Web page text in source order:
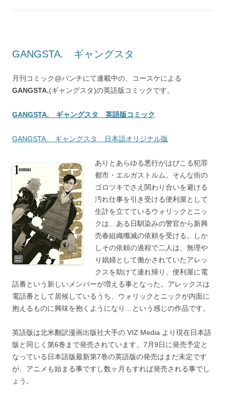
GANGSTA. ギャングスタ
月刊コミック@バンチにて連載中の、コースケによる
GANGSTA.(ギャングスタ)の英語版コミックです。
GANGSTA. ギャングスタ 英語版コミック
GANGSTA. ギャングスタ 日本語オリジナル版
ありとあらゆる悪行がはびこる犯罪
都市・エルガストルム。そんな街の
ゴロツキでさえ関わり合いを避ける
汚れ仕事を引き受ける便利屋として
生計を立てているウォリックとニッ
クは、ある日馴染みの警官から新興
売春組織殲滅の依頼を受ける。しか
しその依頼の過程で二人は、無理や
り娼婦として働かされていたアレッ
クスを助けて連れ帰り、便利屋に電
話番という新しいメンバーが増える事となった。アレックスは
電話番として居候しているうち、ウォリックとニックが内面に
抱えるものに興味を抱くようになり…という感じの作品です。
英語版は北米翻訳漫画出版社大手の VIZ Media より現在日本語
版と同じく第6巻まで発売されています。7月9日に発売予定と
なっている日本語版最新第7巻の英語版の発売はまだ未定です
が、アニメも始まる事ですし数ヶ月もすれば発売される事でし
ょう。